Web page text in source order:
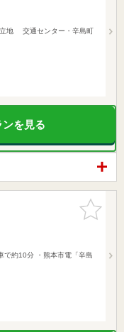
立地 交通センター・辛島町
を見る
お気に入
りに追加
で約10分 ・熊本市電「辛島